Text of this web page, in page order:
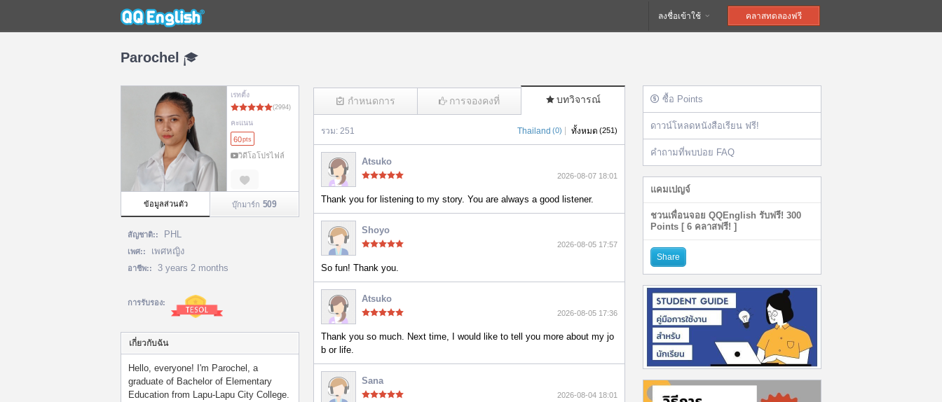
ลงชื่อเข้าใช้ คลาสทดลองฟรี
Parochel
เรทติ้ง
(2994)
คะแนน
60pts
วิดีโอโปรไฟล์
ข้อมูลส่วนตัว บุ๊กมาร์ก 509
สัญชาติ:: PHL
เพศ:: เพศหญิง
อาชีพ:: 3 years 2 months
การรับรอง:
เกี่ยวกับฉัน
Hello, everyone! I'm Parochel, a
graduate of Bachelor of Elementary
Education from Lapu-Lapu City College.
กำหนดการ การจองคงที่ บทวิจารณ์
รวม: 251 Thailand (0) | ทั้งหมด (251)
Atsuko
2026-08-07 18:01
Thank you for listening to my story. You are always a good listener.
Shoyo
2026-08-05 17:57
So fun! Thank you.
Atsuko
2026-08-05 17:36
Thank you so much. Next time, I would like to tell you more about my jo
b or life.
Sana
2026-08-04 18:01
ซื้อ Points
ดาวน์โหลดหนังสือเรียน ฟรี!
คำถามที่พบบ่อย FAQ
แคมเปญจ์
ชวนเพื่อนจอย QQEnglish รับฟรี! 300
Points [ 6 คลาสฟรี! ]
Share